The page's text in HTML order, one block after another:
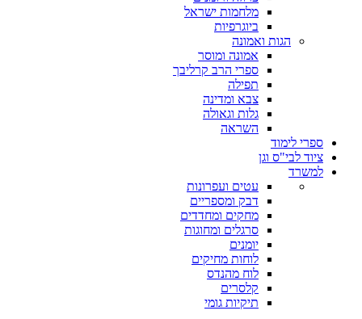
מלחמות ישראל
ביוגרפיות
הגות ואמונה
אמונה ומוסר
ספרי הרב קרליבך
תפילה
צבא ומדינה
גלות וגאולה
השראה
ספרי לימוד
ציוד לבי"ס וגן
למשרד
עטים ועפרונות
דבק ומספריים
מחקים ומחדדים
סרגלים ומחוגות
יומנים
לוחות מחיקים
לוח מהנדס
קלסרים
תיקיות גומי